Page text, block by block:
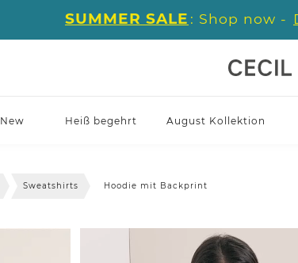
SUMMER SALE : Shop now -
New Heiß begehrt August Kollektion
Sweatshirts Hoodie mit Backprint